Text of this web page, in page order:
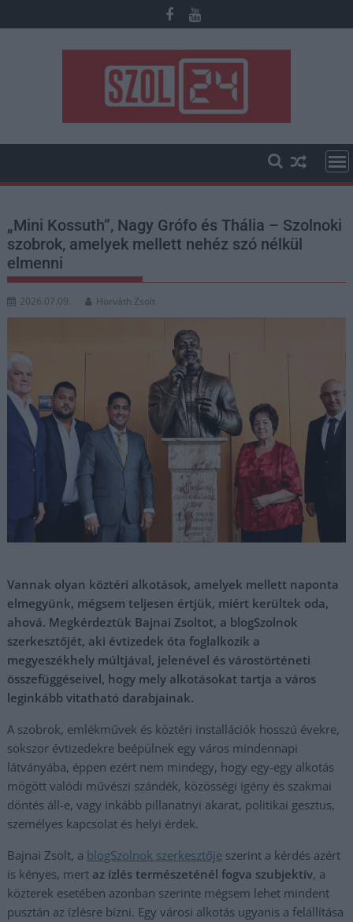
to
„Mini Kossuth”, Nagy Grófo és Thália – Szolnoki
szobrok, amelyek mellett nehéz szó nélkül
elmenni
2026.07.09. Horváth Zsolt
Vannak olyan köztéri alkotások, amelyek mellett naponta
elmegyünk, mégsem teljesen értjük, miért kerültek oda,
ahová. Megkérdeztük Bajnai Zsoltot, a blogSzolnok
szerkesztőjét, aki évtizedek óta foglalkozik a
megyeszékhely múltjával, jelenével és várostörténeti
összefüggéseivel, hogy mely alkotásokat tartja a város
leginkább vitatható darabjainak.
A szobrok, emlékművek és köztéri installációk hosszú évekre,
sokszor évtizedekre beépülnek egy város mindennapi
látványába, éppen ezért nem mindegy, hogy egy-egy alkotás
mögött valódi művészi szándék, közösségi igény és szakmai
döntés áll-e, vagy inkább pillanatnyi akarat, politikai gesztus,
személyes kapcsolat és helyi érdek.
Bajnai Zsolt, a blogSzolnok szerkesztője szerint a kérdés azért
is kényes, mert az ízlés természeténél fogva szubjektív, a
közterek esetében azonban szerinte mégsem lehet mindent
pusztán az ízlésre bízni. Egy városi alkotás ugyanis a felállítása